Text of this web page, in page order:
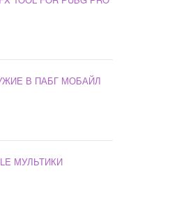
В ПАБГ МОБАЙЛ
МУЛЬТИКИ